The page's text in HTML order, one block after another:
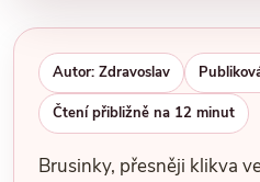
Autor: Zdravoslav
Čtení přibližně na 12 minut
Brusinky, přesněji klikva